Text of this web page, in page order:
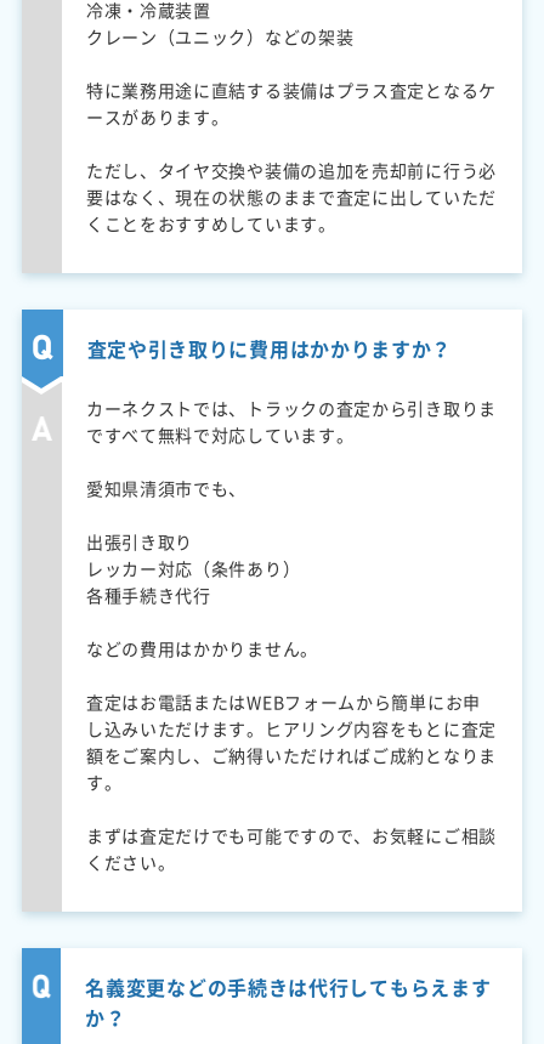
冷凍・冷蔵装置
クレーン（ユニック）などの架装
特に業務用途に直結する装備はプラス査定となるケ
ースがあります。
ただし、タイヤ交換や装備の追加を売却前に行う必
要はなく、現在の状態のままで査定に出していただ
くことをおすすめしています。
査定や引き取りに費用はかかりますか？
カーネクストでは、トラックの査定から引き取りま
ですべて無料で対応しています。
愛知県清須市でも、
出張引き取り
レッカー対応（条件あり）
各種手続き代行
などの費用はかかりません。
査定はお電話またはWEBフォームから簡単にお申
し込みいただけます。ヒアリング内容をもとに査定
額をご案内し、ご納得いただければご成約となりま
す。
まずは査定だけでも可能ですので、お気軽にご相談
ください。
名義変更などの手続きは代行してもらえます
か？